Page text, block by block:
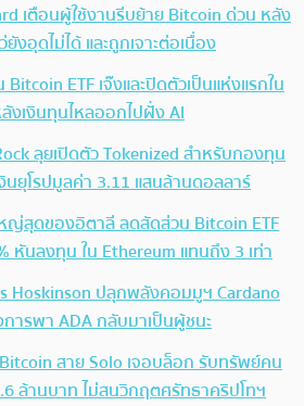
เตือนผู้ใช้งานรีบย้าย Bitcoin ด่วน หลัง
งอุดไม่ได้ และถูกเจาะต่อเนื่อง
ETF เจ๊งและปิดตัวเป็นแห่งแรกใน
งเงินทุนไหลออกไปฝั่ง AI
ลุยเปิดตัว Tokenized สำหรับกองทุน
นยุโรปมูลค่า 3.11 แสนล้านดอลลาร์
ญ่สุดของอิตาลี ลดสัดส่วน Bitcoin ETF
หันลงทุน ใน Ethereum แทนถึง 3 เท่า
Hoskinson ปลุกพลังคอมมูฯ Cardano
ารพา ADA กลับมาเป็นผู้ชนะ
สาย Solo เจอบล็อก รับทรัพย์คน
ล้านบาท ไม่สนวิกฤตศรัทธาคริปโทฯ